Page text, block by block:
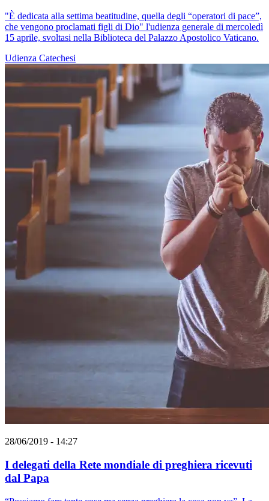
"È dedicata alla settima beatitudine, quella degli “operatori di pace”,
che vengono proclamati figli di Dio" l'udienza generale di mercoledì
15 aprile, svoltasi nella Biblioteca del Palazzo Apostolico Vaticano.
Udienza Catechesi
28/06/2019 - 14:27
I delegati della Rete mondiale di preghiera ricevuti
dal Papa